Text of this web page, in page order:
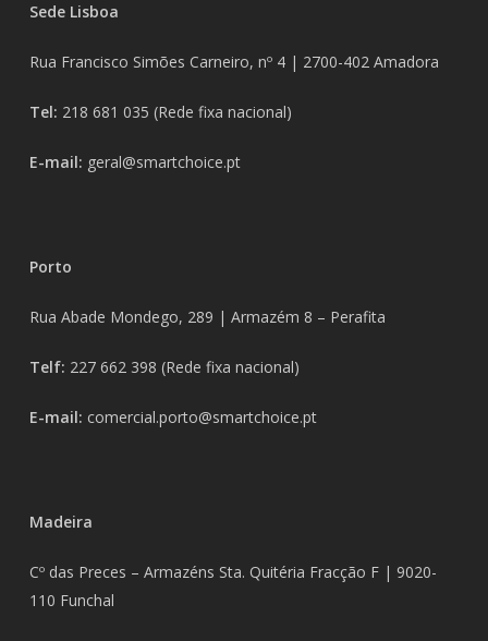
Sede Lisboa
Rua Francisco Simões Carneiro, nº 4 | 2700-402 Amadora
Tel: 218 681 035 (Rede fixa nacional)
E-mail: geral@smartchoice.pt
Porto
Rua Abade Mondego, 289 | Armazém 8 – Perafita
Telf: 227 662 398 (Rede fixa nacional)
E-mail: comercial.porto@smartchoice.pt
Madeira
Cº das Preces – Armazéns Sta. Quitéria Fracção F | 9020-
110 Funchal